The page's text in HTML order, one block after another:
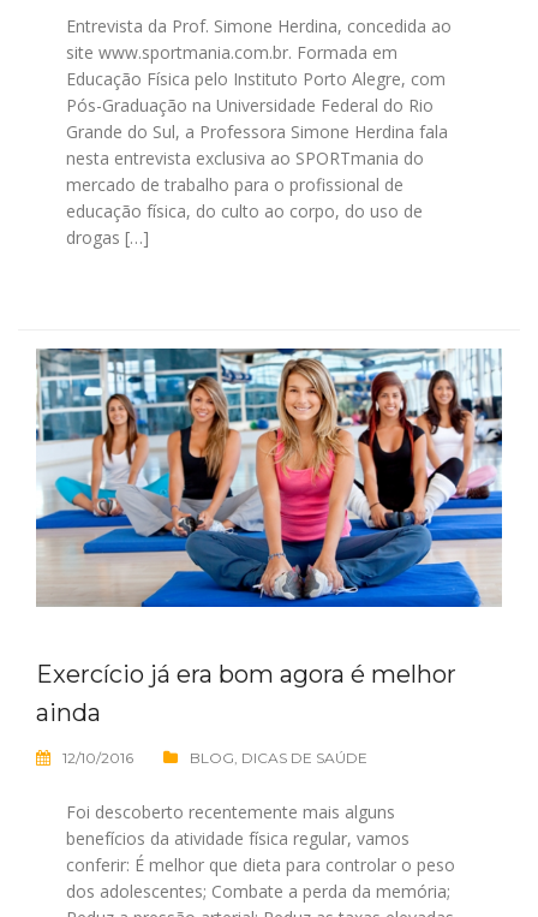
Entrevista da Prof. Simone Herdina, concedida ao
site www.sportmania.com.br. Formada em
Educação Física pelo Instituto Porto Alegre, com
Pós-Graduação na Universidade Federal do Rio
Grande do Sul, a Professora Simone Herdina fala
nesta entrevista exclusiva ao SPORTmania do
mercado de trabalho para o profissional de
educação física, do culto ao corpo, do uso de
drogas […]
Exercício já era bom agora é melhor
ainda
12/10/2016 BLOG DICAS DE SAÚDE
Foi descoberto recentemente mais alguns
benefícios da atividade física regular, vamos
conferir: É melhor que dieta para controlar o peso
dos adolescentes; Combate a perda da memória;